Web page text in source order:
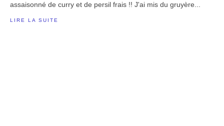
assaisonné de curry et de persil frais !! J'ai mis du gruyère...
LIRE LA SUITE